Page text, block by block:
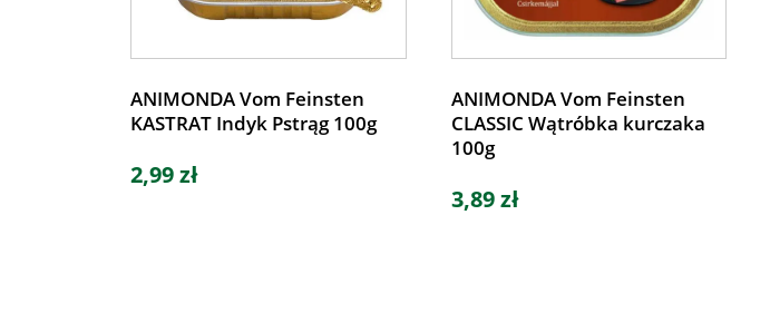
ANIMONDA Vom Feinsten
KASTRAT Indyk Pstrąg 100g
2,99 zł
ANIMONDA Vom Feinsten
CLASSIC Wątróbka kurczaka
100g
3,89 zł